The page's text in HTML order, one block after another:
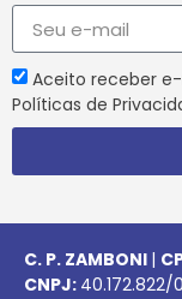
Aceito receber
Políticas de
C. P. ZAMBONI |
CNPJ: 40.172.822/